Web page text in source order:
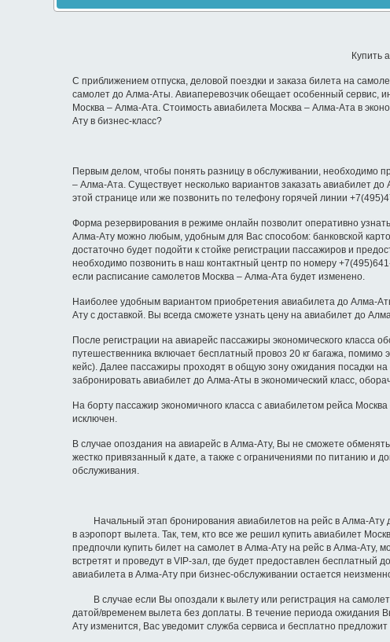
Купить
С приближением отпуска, деловой поездки и заказа билета на
самолет до Алма-Аты. Авиаперевозчик обещает особенный сервис,
Москва – Алма-Ата. Стоимость авиабилета Москва – Алма-Ата в
Ату в бизнес-класс?
Первым делом, чтобы понять разницу в обслуживании, необходимо
– Алма-Ата. Существует несколько вариантов заказать авиабилет
этой странице или же позвонить по телефону горячей линии
Форма резервирования в режиме онлайн позволит оперативно
Алма-Ату можно любым, удобным для Вас способом: банковской
достаточно будет подойти к стойке регистрации пассажиров и
необходимо позвонить в наш контактный центр по номеру
если расписание самолетов Москва – Алма-Ата будет изменено.
Наиболее удобным вариантом приобретения авиабилета до Алма-
Ату с доставкой. Вы всегда сможете узнать цену на авиабилет до
После регистрации на авиарейс пассажиры экономического класса
путешественника включает бесплатный провоз 20 кг багажа, помимо
кейс). Далее пассажиры проходят в общую зону ожидания посадки
забронировать авиабилет до Алма-Аты в экономический класс,
На борту пассажир экономичного класса с авиабилетом рейса
исключен.
В случае опоздания на авиарейс в Алма-Ату, Вы не сможете
жестко привязанный к дате, а также с ограничениями по питанию и
обслуживания.
Начальный этап бронирования авиабилетов на рейс в Алма-Ату
в аэропорт вылета. Так, тем, кто все же решил купить авиабилет
предпочли купить билет на самолет в Алма-Ату на рейс в Алма-
встретят и проведут в VIP-зал, где будет предоставлен бесплатный
авиабилета в Алма-Ату при бизнес-обслуживании остается
В случае если Вы опоздали к вылету или регистрация на самолет
датой/временем вылета без доплаты. В течение периода ожидания
Ату изменится, Вас уведомит служба сервиса и бесплатно